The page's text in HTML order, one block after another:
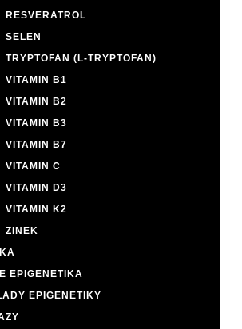
RESVERATROL
SELEN
TRYPTOFAN (L-TRYPTOFAN)
VITAMIN B1
VITAMIN B2
VITAMIN B3
VITAMIN B7
VITAMIN C
VITAMIN D3
VITAMIN K2
ZINEK
EPIGENETIKA
EPIGENETIKY